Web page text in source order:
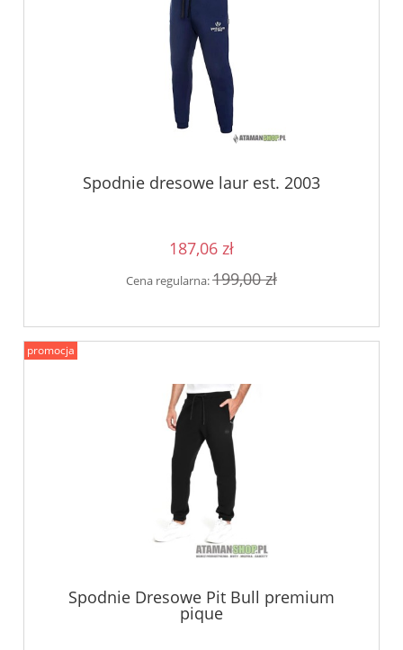
Spodnie dresowe laur est. 2003
187,06 zł
Cena regularna:199,00 zł
Spodnie Dresowe Pit Bull premium
pique
promocja